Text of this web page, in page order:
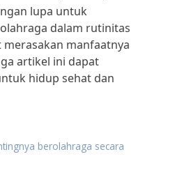
lupa untuk
dalam rutinitas
manfaatnya
artikel ini dapat
hidup sehat dan
berolahraga secara